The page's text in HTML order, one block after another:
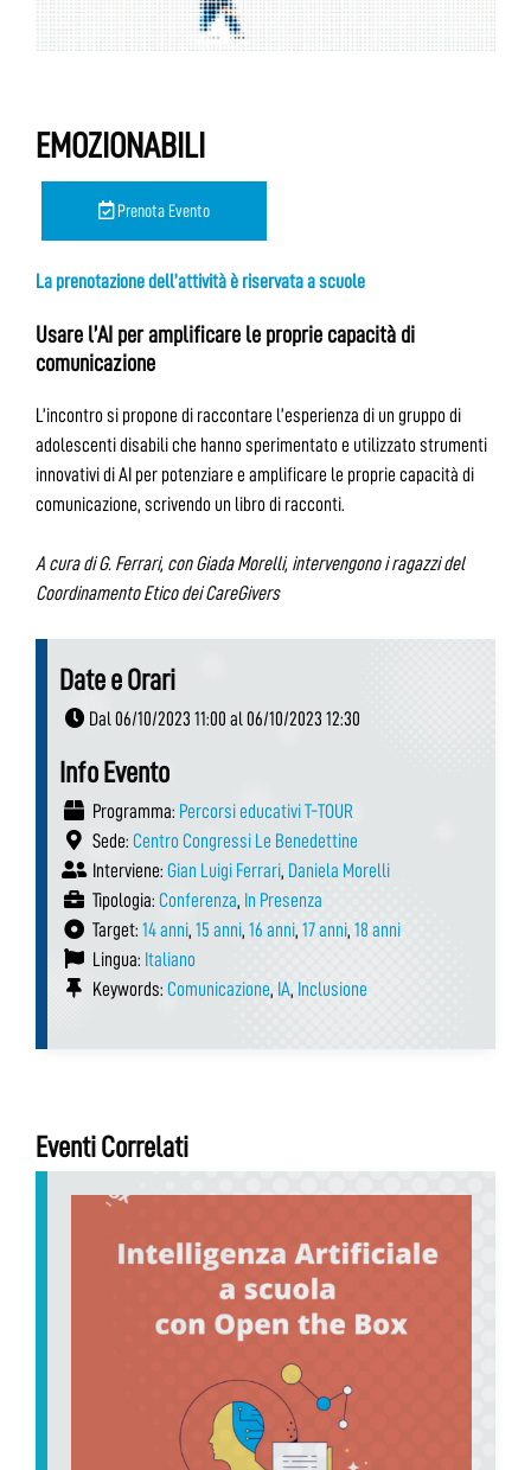
EMOZIONABILI
Prenota Evento
La prenotazione dell’attività è riservata a scuole
Usare l’AI per amplificare le proprie capacità di
comunicazione
L’incontro si propone di raccontare l’esperienza di un gruppo di
adolescenti disabili che hanno sperimentato e utilizzato strumenti
innovativi di AI per potenziare e amplificare le proprie capacità di
comunicazione, scrivendo un libro di racconti.
A cura di G. Ferrari, con Giada Morelli, intervengono i ragazzi del
Coordinamento Etico dei CareGivers
Date e Orari
Dal 06/10/2023 11:00 al 06/10/2023 12:30
Info Evento
Programma: Percorsi educativi T-TOUR
Sede: Centro Congressi Le Benedettine
Interviene: Gian Luigi Ferrari, Daniela Morelli
Tipologia: Conferenza, In Presenza
Target: 14 anni, 15 anni, 16 anni, 17 anni, 18 anni
Lingua: Italiano
Keywords: Comunicazione, IA, Inclusione
Eventi Correlati